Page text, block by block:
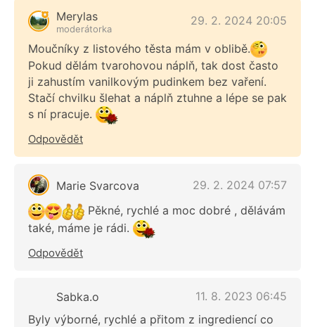
Merylas
moderátorka
29. 2. 2024 20:05
Moučníky z listového těsta mám v oblibě.
Pokud dělám tvarohovou náplň, tak dost často
ji zahustím vanilkovým pudinkem bez vaření.
Stačí chvilku šlehat a náplň ztuhne a lépe se pak
s ní pracuje.
Odpovědět
Marie Svarcova
29. 2. 2024 07:57
Pěkné, rychlé a moc dobré , dělávám
také, máme je rádi.
Odpovědět
Sabka.o
11. 8. 2023 06:45
Byly výborné, rychlé a přitom z ingrediencí co